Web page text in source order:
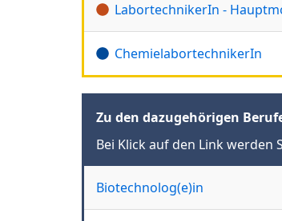
LabortechnikerIn -
ChemielabortechnikerIn
Zu den dazugehörigen
Bei Klick auf den Link werden
Biotechnolog(e)in